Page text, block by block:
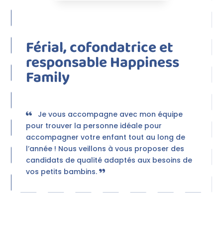
Férial, cofondatrice et
responsable Happiness
Family
Je vous accompagne avec mon équipe
pour trouver la personne idéale pour
accompagner votre enfant tout au long de
l’année ! Nous veillons à vous proposer des
candidats de qualité adaptés aux besoins de
vos petits bambins.